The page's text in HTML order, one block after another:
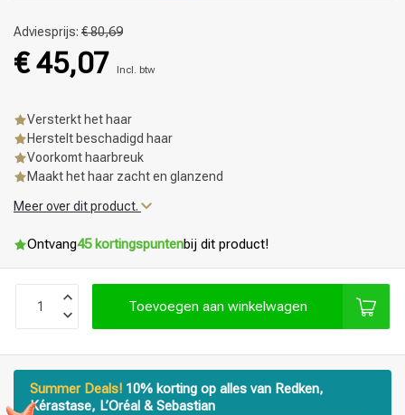
Adviesprijs: € 80,69
€ 45,07 Incl. btw
Versterkt het haar
Herstelt beschadigd haar
Voorkomt haarbreuk
Maakt het haar zacht en glanzend
Meer over dit product.
Ontvang45 kortingspuntenbij dit product!
Toevoegen aan winkelwagen
Summer Deals! 10% korting op alles van Redken,
Kérastase, L’Oréal & Sebastian